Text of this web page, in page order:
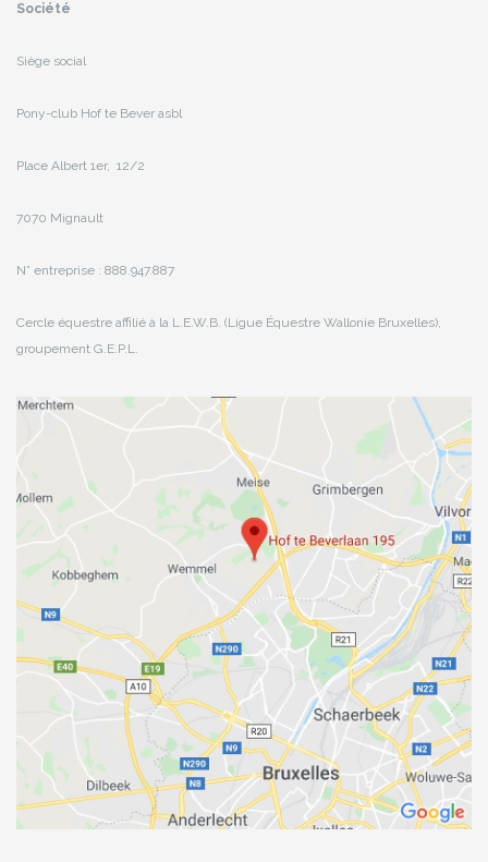
Société
Siège social
Pony-club Hof te Bever asbl
Place Albert 1er, 12/2
7070 Mignault
N° entreprise : 888.947.887
Cercle équestre affilié à la L.E.W.B. (Ligue Équestre Wallonie Bruxelles),
groupement G.E.P.L.